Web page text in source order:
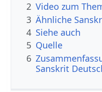
2 Video zum
3 Ähnliche
4 Siehe auch
5 Quelle
6
Sanskrit